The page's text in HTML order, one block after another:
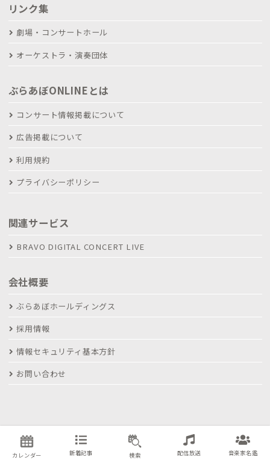
リンク集
劇場・コンサートホール
オーケストラ・演奏団体
ぶらあぼONLINEとは
コンサート情報掲載について
広告掲載について
利用規約
プライバシーポリシー
関連サービス
BRAVO DIGITAL CONCERT LIVE
会社概要
ぶらあぼホールディングス
採用情報
情報セキュリティ基本方針
お問い合わせ
カレンダー 新着記事 検索 配信放送 音楽家名鑑